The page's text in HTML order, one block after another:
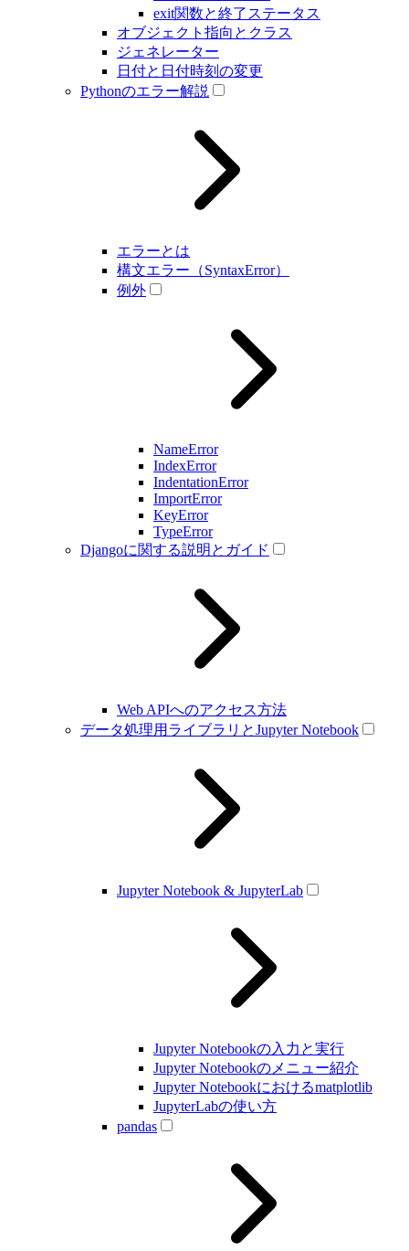
exit関数と終了ステータス
オブジェクト指向とクラス
ジェネレーター
日付と日付時刻の変更
Pythonのエラー解説
エラーとは
構文エラー（SyntaxError）
例外
NameError
IndexError
IndentationError
ImportError
KeyError
TypeError
Djangoに関する説明とガイド
Web APIへのアクセス方法
データ処理用ライブラリとJupyter Notebook
Jupyter Notebook & JupyterLab
Jupyter Notebookの入力と実行
Jupyter Notebookのメニュー紹介
Jupyter Notebookにおけるmatplotlib
JupyterLabの使い方
pandas